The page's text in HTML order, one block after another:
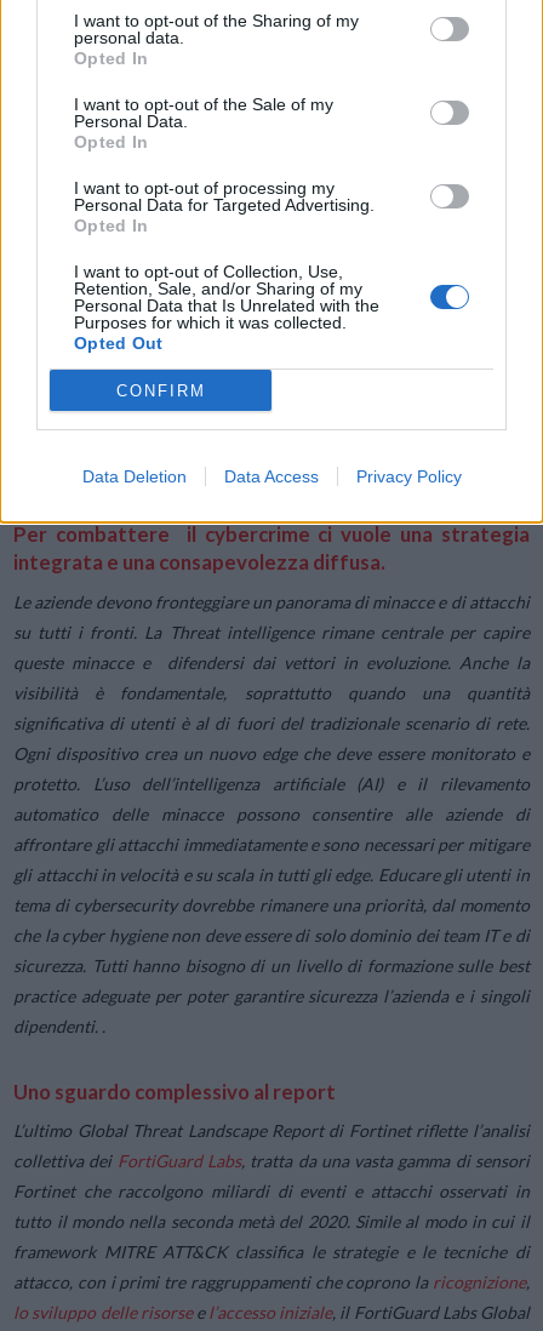
I want to opt-out of the Sharing of my
personal data.
Opted In
I want to opt-out of the Sale of my
Personal Data.
Opted In
I want to opt-out of processing my
Personal Data for Targeted Advertising.
Opted In
I want to opt-out of Collection, Use,
Retention, Sale, and/or Sharing of my
Personal Data that Is Unrelated with the
Purposes for which it was collected.
Opted Out
CONFIRM
Data Deletion Data Access Privacy Policy
rapidamente in natura.
“Il 2020 ha evidenziato un panorama di minacce informatiche
davvero drammatico. A causa del ruolo primario giocato dalla
devastanti. La superficie di attacco digitale si è estesa oltre il core
network, per colpire il lavoro o la didattica a distanza e l’intera
fronteggiare un rischio mai così grande prima d’ora, dato che oggi
tutto è interconnesso in un ambiente digitale più ampio. Approcci
integrati e AI-driven, alimentati dalla threat intelligence sono vitali
per difendere tutti gli edge e per identificare e rispondere
efficacemente alle minacce che le aziende oggi affrontano in tempo
Threat Alliances in FortiGuard Labs
Per combattere il cybercrime ci vuole una strategia
integrata e una consapevolezza diffusa.
Le aziende devono fronteggiare un panorama di minacce e di attacchi
su tutti i fronti. La Threat intelligence rimane centrale per capire
queste minacce e difendersi dai vettori in evoluzione. Anche la
visibilità è fondamentale, soprattutto quando una quantità
significativa di utenti è al di fuori del tradizionale scenario di rete.
Ogni dispositivo crea un nuovo edge che deve essere monitorato e
protetto. L’uso dell’intelligenza artificiale (AI) e il rilevamento
automatico delle minacce possono consentire alle aziende di
affrontare gli attacchi immediatamente e sono necessari per mitigare
gli attacchi in velocità e su scala in tutti gli edge. Educare gli utenti in
tema di cybersecurity dovrebbe rimanere una priorità, dal momento
che la cyber hygiene non deve essere di solo dominio dei team IT e di
sicurezza. Tutti hanno bisogno di un livello di formazione sulle best
practice adeguate per poter garantire sicurezza l’azienda e i singoli
dipendenti. .
Uno sguardo complessivo al report
L’ultimo Global Threat Landscape Report di Fortinet riflette l’analisi
collettiva dei FortiGuard Labs, tratta da una vasta gamma di sensori
Fortinet che raccolgono miliardi di eventi e attacchi osservati in
tutto il mondo nella seconda metà del 2020. Simile al modo in cui il
framework MITRE ATT&CK classifica le strategie e le tecniche di
attacco, con i primi tre raggruppamenti che coprono la ricognizione,
lo sviluppo delle risorseel’accesso iniziale, il FortiGuard Labs Global